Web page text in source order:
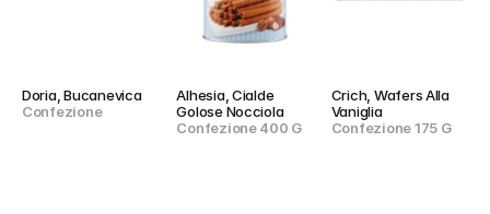
Doria, Bucanevica
Confezione
Alhesia, Cialde
Golose Nocciola
Confezione 400 G
Crich, Wafers Alla
Vaniglia
Confezione 175 G